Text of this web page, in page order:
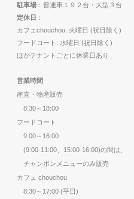
駐車場 ：普通車１９２台・大型３台
定休日 ：
カフェchouchou: 火曜日 (祝日除く)
フードコート: 水曜日 (祝日除く)
ほかテナントごとに休業日あり
営業時間
産直・物産販売
8:30～18:00
フードコート
9:00～16:00
(9:00-11:00、15:00-16:00)の間は、
チャンポンメニューのみ販売
カフェ chouchou
8:30～17:00 (平日)